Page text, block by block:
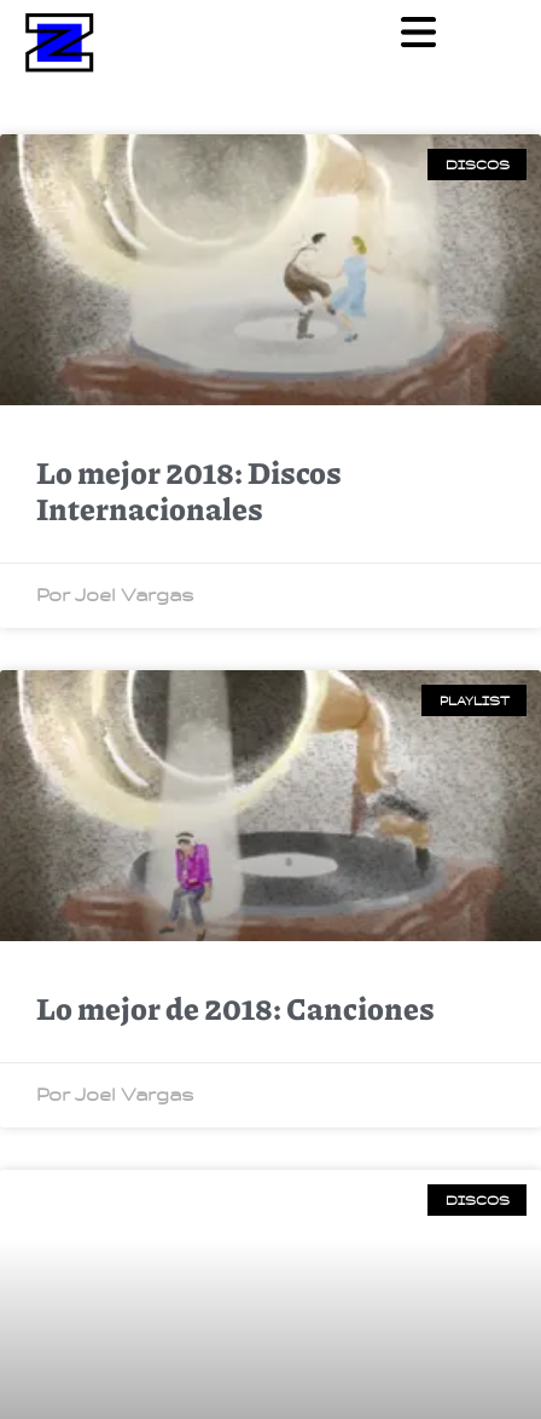
DISCOS
Lo mejor 2018: Discos
Internacionales
Por Joel Vargas
PLAYLIST
Lo mejor de 2018: Canciones
Por Joel Vargas
DISCOS